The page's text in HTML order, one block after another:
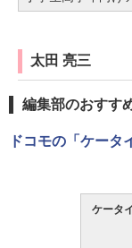
太田 亮三
編集部のおすす
ドコモの「ケー
ケータ